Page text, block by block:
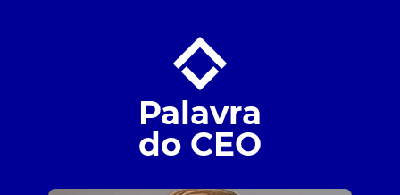
Palavra
do CEO